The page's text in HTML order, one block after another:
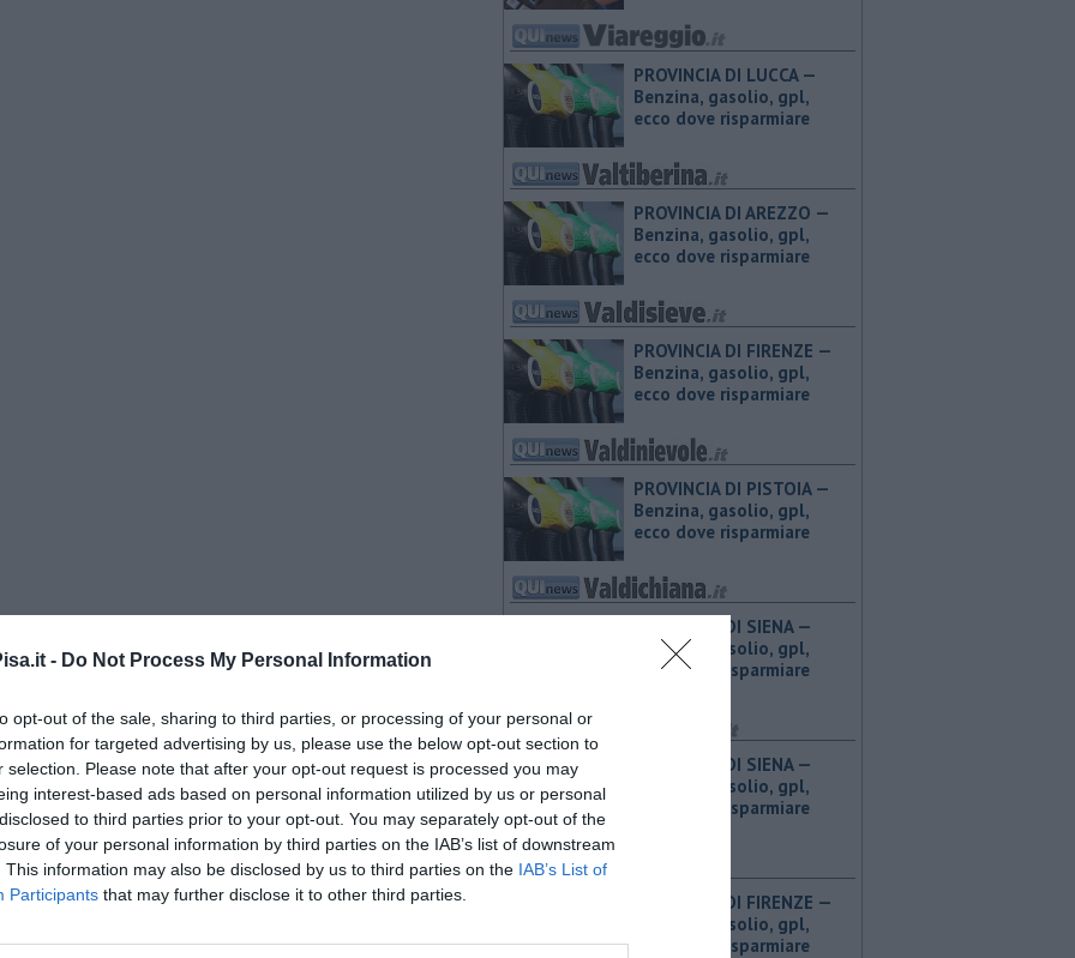
- Do Not Process My Personal Information
opt-out of the sale, sharing to third parties, or processing of your personal or
for targeted advertising by us, please use the below opt-out section to
selection. Please note that after your opt-out request is processed you may
interest-based ads based on personal information utilized by us or personal
to third parties prior to your opt-out. You may separately opt-out of the
of your personal information by third parties on the IAB’s list of downstream
This information may also be disclosed by us to third parties on the IAB’s List of
Participants that may further disclose it to other third parties.
PROVINCIA DI LUCCA — ​
Benzina, gasolio, gpl,
ecco dove risparmiare
PROVINCIA DI AREZZO — ​
Benzina, gasolio, gpl,
ecco dove risparmiare
PROVINCIA DI FIRENZE — ​
Benzina, gasolio, gpl,
ecco dove risparmiare
PROVINCIA DI PISTOIA — ​
Benzina, gasolio, gpl,
ecco dove risparmiare
PROVINCIA DI SIENA — ​
Benzina, gasolio, gpl,
ecco dove risparmiare
PROVINCIA DI SIENA — ​
Benzina, gasolio, gpl,
ecco dove risparmiare
PROVINCIA DI FIRENZE — ​
Benzina, gasolio, gpl,
ecco dove risparmiare